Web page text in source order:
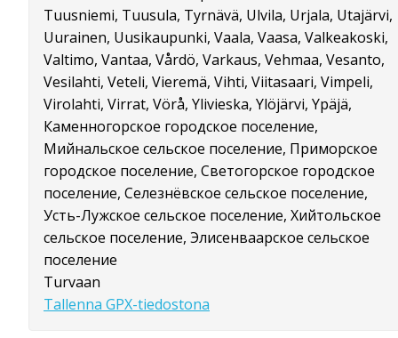
Tuusniemi, Tuusula, Tyrnävä, Ulvila, Urjala, Utajärvi,
Uurainen, Uusikaupunki, Vaala, Vaasa, Valkeakoski,
Valtimo, Vantaa, Vårdö, Varkaus, Vehmaa, Vesanto,
Vesilahti, Veteli, Vieremä, Vihti, Viitasaari, Vimpeli,
Virolahti, Virrat, Vörå, Ylivieska, Ylöjärvi, Ypäjä,
Каменногорское городское поселение,
Мийнальское сельское поселение, Приморское
городское поселение, Светогорское городское
поселение, Селезнёвское сельское поселение,
Усть-Лужское сельское поселение, Хийтольское
сельское поселение, Элисенваарское сельское
поселение
Turvaan
Tallenna GPX-tiedostona